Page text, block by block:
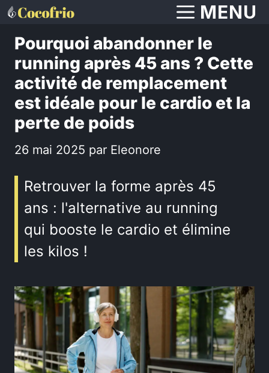
Aller
contenu
MENU
Pourquoi abandonner le
running après 45 ans ? Cette
activité de remplacement
est idéale pour le cardio et la
perte de poids
26 mai 2025 par Eleonore
Retrouver la forme après 45
ans : l'alternative au running
qui booste le cardio et élimine
les kilos !